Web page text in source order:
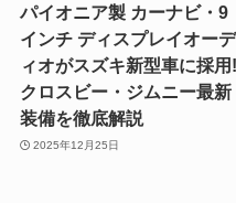
パイオニア製 カーナビ・9
インチ ディスプレイオーデ
ィオがスズキ新型車に採用!
クロスビー・ジムニー最新
装備を徹底解説
2025年12月25日